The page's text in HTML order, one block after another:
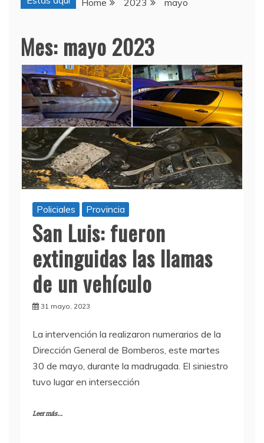
Home 2023 mayo
Mes: mayo 2023
Policiales Provincia
San Luis: fueron
extinguidas las llamas
de un vehículo
31 mayo, 2023
La intervención la realizaron numerarios de la
Dirección General de Bomberos, este martes
30 de mayo, durante la madrugada. El siniestro
tuvo lugar en intersección
Leer más...